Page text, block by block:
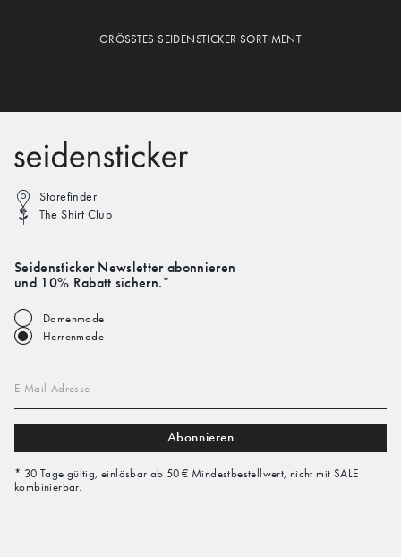
GRÖSSTES SEIDENSTICKER SORTIMENT
Storefinder
The Shirt Club
Seidensticker Newsletter abonnieren
und 10% Rabatt sichern.*
Damenmode
Herrenmode
E-Mail-Adresse
Abonnieren
* 30 Tage gültig, einlösbar ab 50 € Mindestbestellwert, nicht mit SALE
kombinierbar.